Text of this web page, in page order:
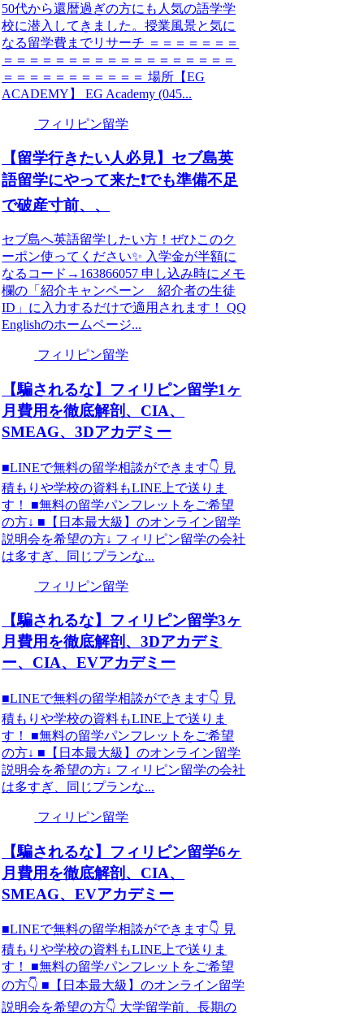
50代から還暦過ぎの方にも人気の語学学
校に潜入してきました。授業風景と気に
なる留学費までリサーチ ＝＝＝＝＝＝＝
＝＝＝＝＝＝＝＝＝＝＝＝＝＝＝＝＝＝
＝＝＝＝＝＝＝＝＝＝＝ 場所【EG
ACADEMY】 EG Academy (045...
フィリピン留学
【留学行きたい人必見】セブ島英
語留学にやって来た❗️でも準備不足
で破産寸前、、
セブ島へ英語留学したい方！ぜひこのク
ーポン使ってください✨ 入学金が半額に
なるコード→163866057 申し込み時にメモ
欄の「紹介キャンペーン 紹介者の生徒
ID」に入力するだけで適用されます！ QQ
Englishのホームページ...
フィリピン留学
【騙されるな】フィリピン留学1ヶ
月費用を徹底解剖、CIA、
SMEAG、3Dアカデミー
■LINEで無料の留学相談ができます👇 見
積もりや学校の資料もLINE上で送りま
す！ ■無料の留学パンフレットをご希望
の方↓ ■【日本最大級】のオンライン留学
説明会を希望の方↓ フィリピン留学の会社
は多すぎ、同じプランな...
フィリピン留学
【騙されるな】フィリピン留学3ヶ
月費用を徹底解剖、3Dアカデミ
ー、CIA、EVアカデミー
■LINEで無料の留学相談ができます👇 見
積もりや学校の資料もLINE上で送りま
す！ ■無料の留学パンフレットをご希望
の方↓ ■【日本最大級】のオンライン留学
説明会を希望の方↓ フィリピン留学の会社
は多すぎ、同じプランな...
フィリピン留学
【騙されるな】フィリピン留学6ヶ
月費用を徹底解剖、CIA、
SMEAG、EVアカデミー
■LINEで無料の留学相談ができます👇 見
積もりや学校の資料もLINE上で送りま
す！ ■無料の留学パンフレットをご希望
の方👇 ■【日本最大級】のオンライン留学
説明会を希望の方👇 大学留学前、長期の